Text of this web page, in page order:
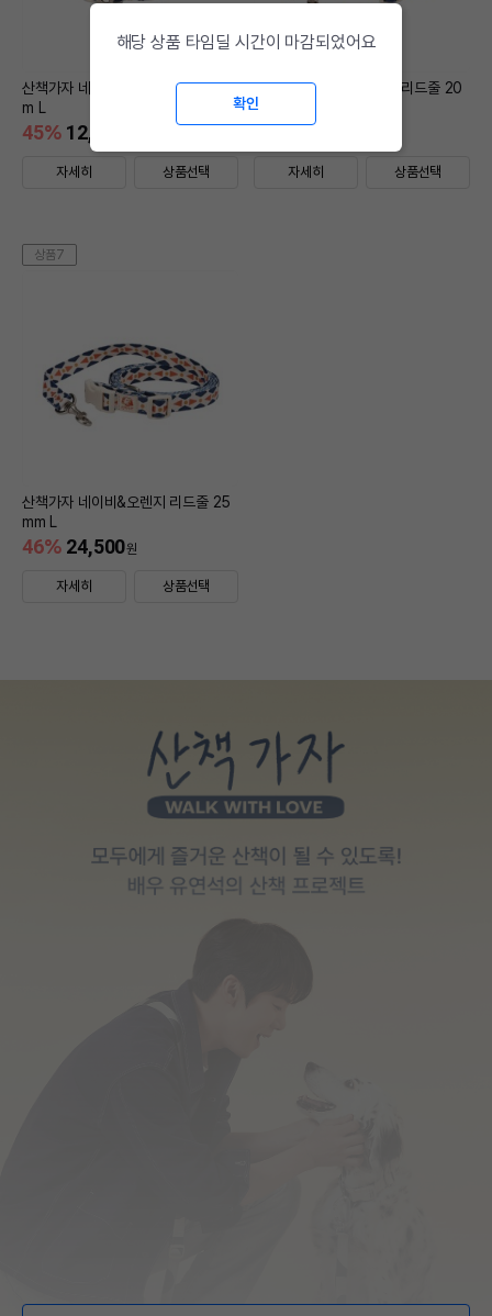
산책가자 네이비&오렌지 목줄 25m
m L
12,000
45%
자세히 상품선택
산책가자 네이비&오렌지 리드줄 20
mm S
18,000
45%
자세히 상품선택
상품7
산책가자 네이비&오렌지 리드줄 25
mm L
24,500원
46%
자세히 상품선택
해당 상품 타임딜 시간이 마감되었어요
확인